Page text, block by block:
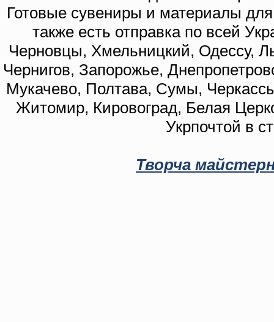
Готовые сувениры и материалы
также есть отправка по всей
Черновцы, Хмельницкий, Одессу,
Чернигов, Запорожье,
Мукачево, Полтава, Сумы,
Житомир, Кировоград, Белая
Укрпочтой в
Творча